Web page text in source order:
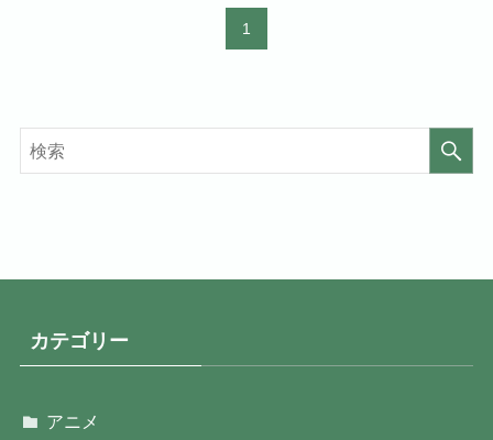
1
カテゴリー
アニメ